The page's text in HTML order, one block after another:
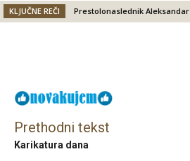
KLJUČNE REČI Prestolonaslednik Aleksandar
Prethodni tekst
Karikatura dana